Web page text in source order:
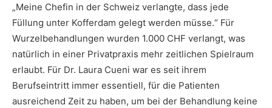
„Meine Chefin in der Schweiz verlangte, dass jede
Füllung unter Kofferdam gelegt werden müsse.“ Für
Wurzelbehandlungen wurden 1.000 CHF verlangt, was
natürlich in einer Privatpraxis mehr zeitlichen Spielraum
erlaubt. Für Dr. Laura Cueni war es seit ihrem
Berufseintritt immer essentiell, für die Patienten
ausreichend Zeit zu haben, um bei der Behandlung keine